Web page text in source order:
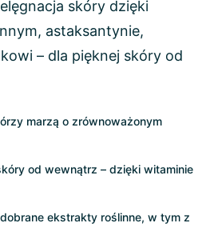
skóry dzięki
astaksantynie,
– dla pięknej skóry od
marzą o zrównoważonym
od wewnątrz – dzięki witaminie
ekstrakty roślinne, w tym z